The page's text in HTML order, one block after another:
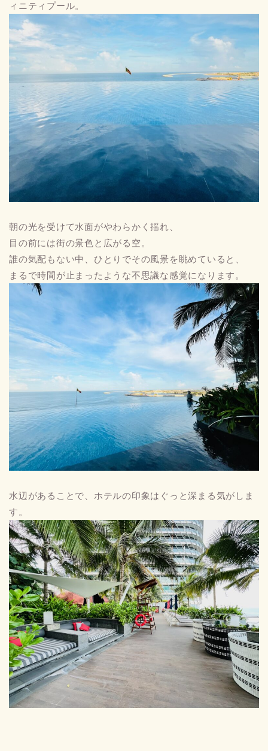
ィニティプール。
朝の光を受けて水面がやわらかく揺れ、
目の前には街の景色と広がる空。
誰の気配もない中、ひとりでその風景を眺めていると、
まるで時間が止まったような不思議な感覚になります。
水辺があることで、ホテルの印象はぐっと深まる気がしま
す。